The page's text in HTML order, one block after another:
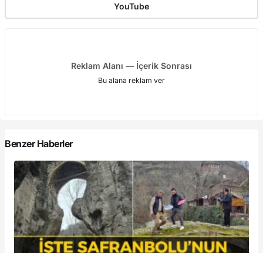
YouTube
Reklam Alanı — İçerik Sonrası
Bu alana reklam ver
Benzer Haberler